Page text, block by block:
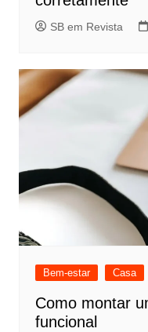
SB em Revista
Bem-estar Casa
Como montar
funcional